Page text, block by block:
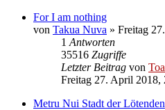
For I am nothing
von Takua Nuva » Freitag
1 Antworten
35516 Zugriffe
Letzter Beitrag von
Freitag 27. April 2018,
Metru Nui Stadt der Lötenden